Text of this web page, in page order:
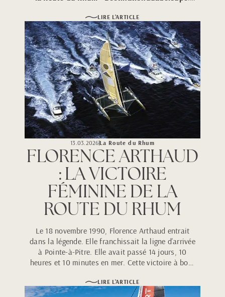
citécorsaire de Saint-Malo aux eaux turquoise de
Pointe-à-Pitre.
LIRE L'ARTICLE
13.03.2026La Route du Rhum
FLORENCE ARTHAUD
: LA VICTOIRE
FÉMININE DE LA
ROUTE DU RHUM
Le 18 novembre 1990, Florence Arthaud entrait
dans la légende. Elle franchissait la ligne d’arrivée
à Pointe-à-Pitre. Elle avait passé 14 jours, 10
heures et 10 minutes en mer. Cette victoire à bord
toute première participation en 1978.
LIRE L'ARTICLE